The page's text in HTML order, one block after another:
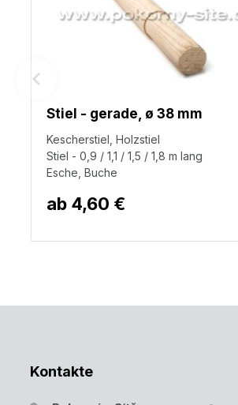
Stiel - gerade, ø 38 mm
Kescherstiel, Holzstiel
Stiel - 0,9 / 1,1 / 1,5 / 1,8 m lang
Esche, Buche
ab 4,60 €
Kontakte